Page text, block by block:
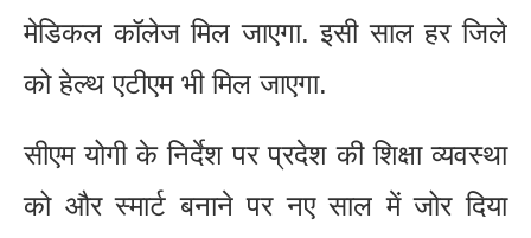
मेडिकल कॉलेज मिल जाएगा. इसी साल हर जिले
को हेल्थ एटीएम भी मिल जाएगा.
सीएम योगी के निर्देश पर प्रदेश की शिक्षा व्यवस्था
को और स्मार्ट बनाने पर नए साल में जोर दिया